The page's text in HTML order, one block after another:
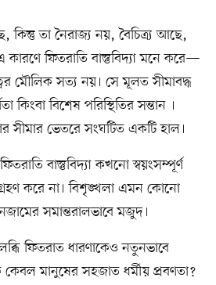
কিন্তু তা নৈরাজ্য নয়, বৈচিত্র্য আছে,
কারণে ফিতরাতি বাস্তুবিদ্যা মনে করে—
মৌলিক সত্য নয়। সে মূলত সীমাবদ্ধ
কিংবা বিশেষ পরিস্থিতির সন্তান ।
সীমার ভেতরে সংঘটিত একটি হাল।
বাস্তুবিদ্যা কখনো স্বয়ংসম্পূর্ণ
গ্রহণ করে না। বিশৃঙ্খলা এমন কোনো
সমান্তরালভাবে মজুদ।
ফিতরাত ধারণাকেও নতুনভাবে
কেবল মানুষের সহজাত ধর্মীয় প্রবণতা?